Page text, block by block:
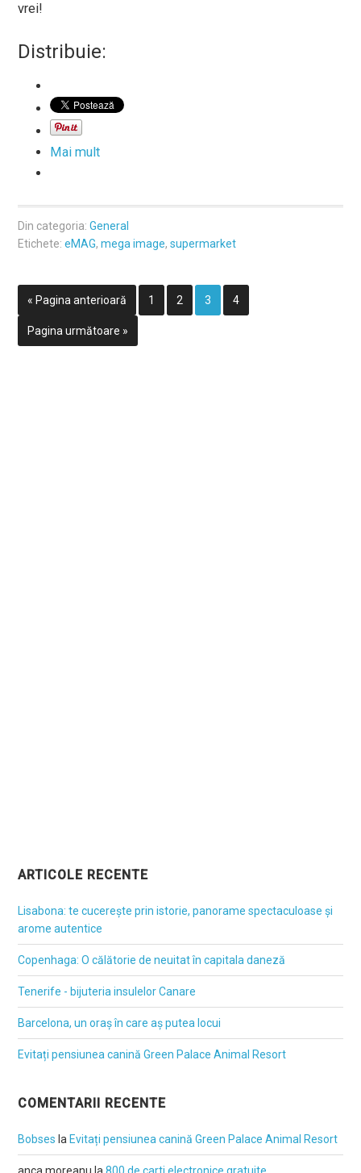
vrei!
Distribuie:
Mai mult
Din categoria:General
Etichete:eMAG,mega image,supermarket
« Pagina anterioară 1 2 3 4
Pagina următoare »
ARTICOLE RECENTE
Lisabona: te cucerește prin istorie, panorame spectaculoase și
arome autentice
Copenhaga: O călătorie de neuitat în capitala daneză
Tenerife - bijuteria insulelor Canare
Barcelona, un oraș în care aș putea locui
Evitați pensiunea canină Green Palace Animal Resort
COMENTARII RECENTE
Bobses la Evitați pensiunea canină Green Palace Animal Resort